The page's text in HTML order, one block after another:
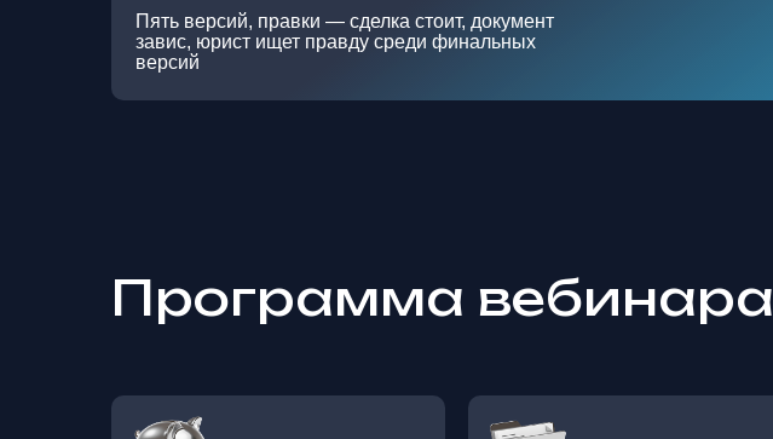
Пять версий, правки — сделка стоит, документ
завис, юрист ищет правду среди финальных
версий
Программа вебинара